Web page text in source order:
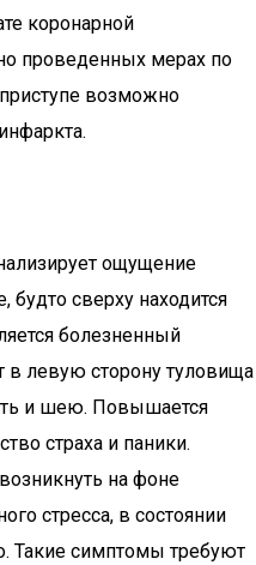
коронарной
проведенных мерах по
возможно
ощущение
будто сверху находится
болезненный
в левую сторону туловища
и шею. Повышается
страха и паники.
на фоне
стресса, в состоянии
Такие симптомы требуют